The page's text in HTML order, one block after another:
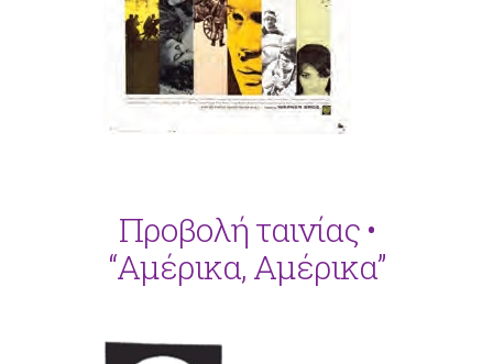
Προβολή ταινίας •
“Αμέρικα, Αμέρικα”